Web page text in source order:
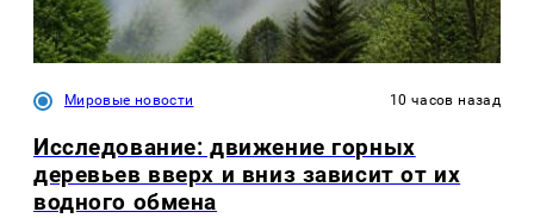
Мировые новости 10 часов назад
Исследование: движение горных
деревьев вверх и вниз зависит от их
водного обмена